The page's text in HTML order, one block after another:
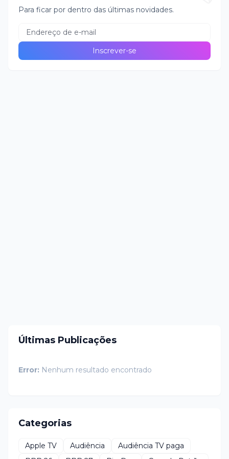
Para ficar por dentro das últimas novidades.
Últimas Publicações
Error: Nenhum resultado encontrado
Categorias
Apple TV Audiência
Audiência TV paga